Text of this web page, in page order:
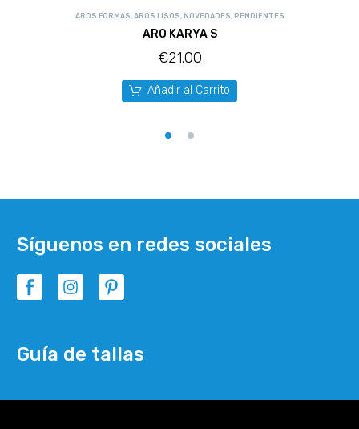
AROS FORMAS, AROS LISOS, NOVEDADES, PENDIENTES
ARO KARYA S
€21.00
Añadir al Carrito
Síguenos en redes sociales
Guía de tallas